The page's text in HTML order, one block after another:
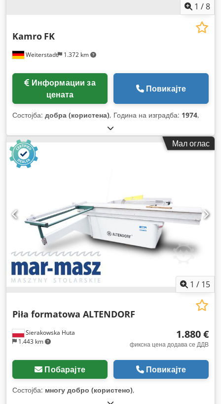
1 /8
Weiterstadt 1.372 km
Kamro FK
цената
Повикајте
Состојба: добра (користена), Година на изградба: 1974,
Мал оглас
1 / 15
Sierakowska Huta
1.443 km
Piła formatowa ALTENDORF
1.880 €
фиксна цена додава се ДДВ
Побарајте Повикајте
Состојба: многу добро (користено),